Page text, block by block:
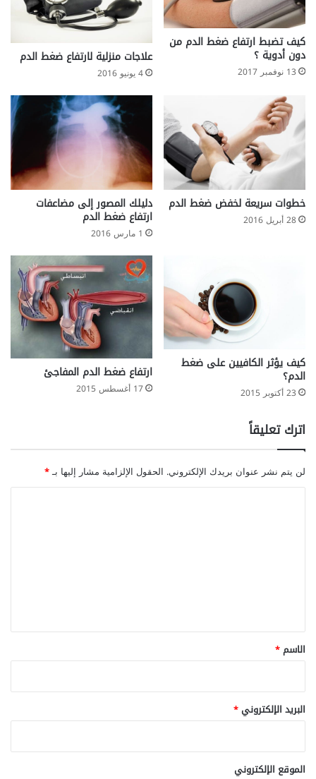
كيف تضبط ارتفاع ضغط الدم من
دون أدوية ؟
13 نوفمبر 2017
علاجات منزلية لارتفاع ضغط الدم
4 يونيو 2016
خطوات سريعة لخفض ضغط الدم
28 أبريل 2016
دليلك المصور إلى مضاعفات
ارتفاع ضغط الدم
1 مارس 2016
كيف يؤثر الكافيين على ضغط
الدم؟
23 أكتوبر 2015
ارتفاع ضغط الدم المفاجئ
17 أغسطس 2015
اترك تعليقاً
لن يتم نشر عنوان بريدك الإلكتروني. الحقول الإلزامية مشار إليها بـ*
*
الاسم*
البريد الإلكتروني*
الموقع الإلكتروني